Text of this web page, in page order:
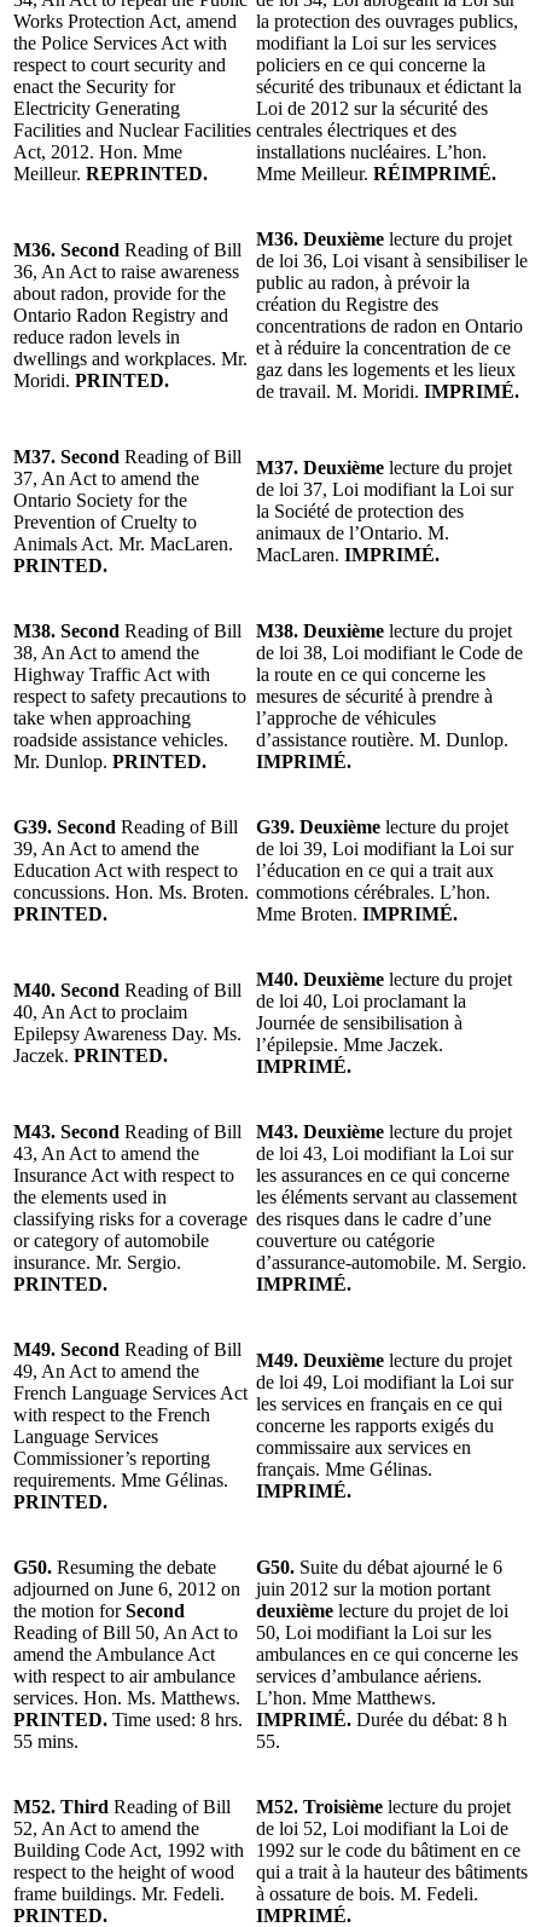
Works Protection Act, amend
the Police Services Act with
respect to court security and
enact the Security for
Electricity Generating
Facilities and Nuclear Facilities
Act, 2012. Hon. Mme
Meilleur. REPRINTED.
la protection des ouvrages publics,
modifiant la Loi sur les services
policiers en ce qui concerne la
sécurité des tribunaux et édictant la
Loi de 2012 sur la sécurité des
centrales électriques et des
installations nucléaires. L’hon.
Mme Meilleur. RÉIMPRIMÉ.
M36. Second Reading of Bill
36, An Act to raise awareness
about radon, provide for the
Ontario Radon Registry and
reduce radon levels in
dwellings and workplaces. Mr.
Moridi. PRINTED.
M36. Deuxième lecture du projet
de loi 36, Loi visant à sensibiliser le
public au radon, à prévoir la
création du Registre des
concentrations de radon en Ontario
et à réduire la concentration de ce
gaz dans les logements et les lieux
de travail. M. Moridi. IMPRIMÉ.
M37. Second Reading of Bill
37, An Act to amend the
Ontario Society for the
Prevention of Cruelty to
Animals Act. Mr. MacLaren.
PRINTED.
M37. Deuxième lecture du projet
de loi 37, Loi modifiant la Loi sur
la Société de protection des
animaux de l’Ontario. M.
MacLaren. IMPRIMÉ.
M38. Second Reading of Bill
38, An Act to amend the
Highway Traffic Act with
respect to safety precautions to
take when approaching
roadside assistance vehicles.
Mr. Dunlop. PRINTED.
M38. Deuxième lecture du projet
de loi 38, Loi modifiant le Code de
la route en ce qui concerne les
mesures de sécurité à prendre à
l’approche de véhicules
d’assistance routière. M. Dunlop.
IMPRIMÉ.
G39. Second Reading of Bill
39, An Act to amend the
Education Act with respect to
concussions. Hon. Ms. Broten.
PRINTED.
G39. Deuxième lecture du projet
de loi 39, Loi modifiant la Loi sur
l’éducation en ce qui a trait aux
commotions cérébrales. L’hon.
Mme Broten. IMPRIMÉ.
M40. Second Reading of Bill
40, An Act to proclaim
Epilepsy Awareness Day. Ms.
Jaczek. PRINTED.
M40. Deuxième lecture du projet
de loi 40, Loi proclamant la
Journée de sensibilisation à
l’épilepsie. Mme Jaczek.
IMPRIMÉ.
M43. Second Reading of Bill
43, An Act to amend the
Insurance Act with respect to
the elements used in
classifying risks for a coverage
or category of automobile
insurance. Mr. Sergio.
PRINTED.
M43. Deuxième lecture du projet
de loi 43, Loi modifiant la Loi sur
les assurances en ce qui concerne
les éléments servant au classement
des risques dans le cadre d’une
couverture ou catégorie
d’assurance-automobile. M. Sergio.
IMPRIMÉ.
M49. Second Reading of Bill
49, An Act to amend the
French Language Services Act
with respect to the French
Language Services
Commissioner’s reporting
requirements. Mme Gélinas.
PRINTED.
M49. Deuxième lecture du projet
de loi 49, Loi modifiant la Loi sur
les services en français en ce qui
concerne les rapports exigés du
commissaire aux services en
français. Mme Gélinas.
IMPRIMÉ.
G50. Resuming the debate
adjourned on June 6, 2012 on
the motion forSecond
Reading of Bill 50, An Act to
amend the Ambulance Act
with respect to air ambulance
services. Hon. Ms. Matthews.
PRINTED. Time used: 8 hrs.
55 mins.
G50. Suite du débat ajourné le 6
juin 2012 sur la motion portant
deuxième lecture du projet de loi
50, Loi modifiant la Loi sur les
ambulances en ce qui concerne les
services d’ambulance aériens.
L’hon. Mme Matthews.
IMPRIMÉ. Durée du débat: 8 h
55.
M52. Third Reading of Bill
52, An Act to amend the
Building Code Act, 1992 with
respect to the height of wood
frame buildings. Mr. Fedeli.
PRINTED.
M52. Troisième lecture du projet
de loi 52, Loi modifiant la Loi de
1992 sur le code du bâtiment en ce
qui a trait à la hauteur des bâtiments
à ossature de bois. M. Fedeli.
IMPRIMÉ.